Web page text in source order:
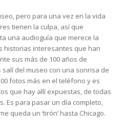
pero para una vez en la vida
tienen la culpa, así que
una audioguía que merece la
historias interesantes que han
sus más de 100 años de
del museo con una sonrisa de
fotos más en el teléfono y es
que hay allí expuestas, de todas
Es para pasar un día completo,
queda un ‘tirón’ hasta Chicago.